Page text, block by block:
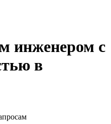
инженером с
в